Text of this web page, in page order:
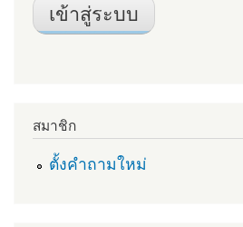
สมาชิก
ตั้งคำถามใหม่